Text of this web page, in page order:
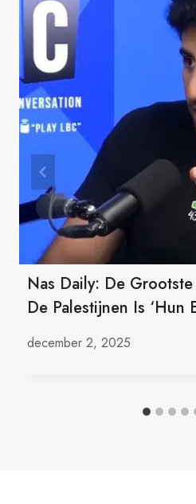
Nas Daily: De
De Palestijnen Is ‘hun
december 2, 2025